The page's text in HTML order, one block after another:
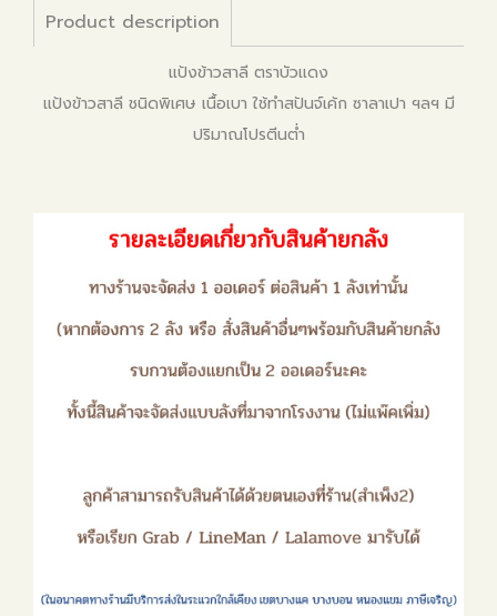
Product description
แป้งข้าวสาลี ตราบัวแดง
แป้งข้าวสาลี ชนิดพิเศษ เนื้อเบา ใช้ทำสปันจ์เค้ก ซาลาเปา ฯลฯ มี
ปริมาณโปรตีนต่ำ